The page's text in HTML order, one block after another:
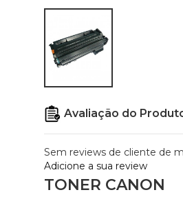
Avaliação do
Sem reviews de cliente de
Adicione a sua review
TONER CANON